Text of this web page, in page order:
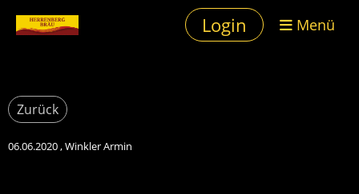
Login Menü
Zurück
06.06.2020, Winkler Armin